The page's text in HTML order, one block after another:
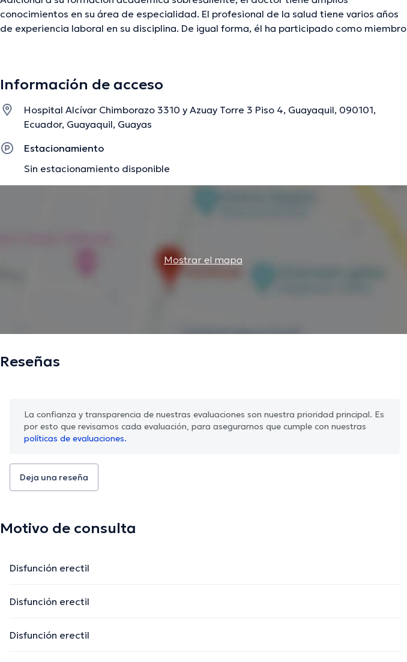
conocimientos en su área de especialidad. El profesional de la salud tiene varios años
de experiencia laboral en su disciplina. De igual forma, él ha participado como miembro
La descripción fue editada por el equipo de doctoranytime, con base en información verificada.
Información de acceso
Hospital Alcívar Chimborazo 3310 y Azuay Torre 3 Piso 4, Guayaquil, 090101,
Ecuador, Guayaquil, Guayas
Estacionamiento
Sin estacionamiento disponible
Mostrar el mapa
Reseñas
La confianza y transparencia de nuestras evaluaciones son nuestra prioridad principal. Es
por esto que revisamos cada evaluación, para asegurarnos que cumple con nuestras
políticas de evaluaciones.
Deja una reseña
Motivo de consulta
Disfunción erectil
Disfunción erectil
Disfunción erectil